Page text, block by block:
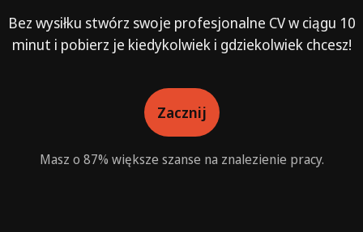
Bez wysiłku stwórz swoje profesjonalne CV w ciągu 10
minut i pobierz je kiedykolwiek i gdziekolwiek chcesz!
Zacznij
Masz o 87% większe szanse na znalezienie pracy.